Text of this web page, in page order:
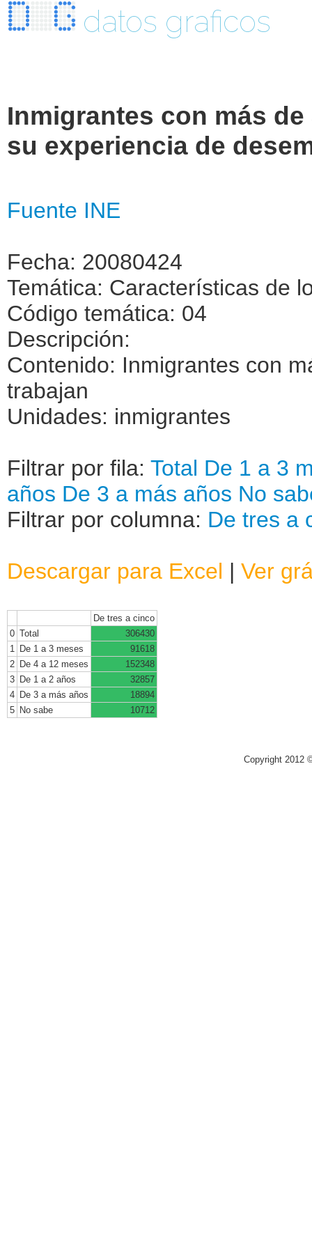
datos graficos
Inmigrantes con más
su experiencia de
Fuente INE
Fecha: 20080424
Temática: Características de
Código temática: 04
Descripción:
Contenido: Inmigrantes con
trabajan
Unidades: inmigrantes
Filtrar por fila: Total De 1 a 3
años De 3 a más años No
Filtrar por columna: De tres a
Descargar para Excel | Ver
De tres a cinco
0 Total
306430
1
De 1 a 3 meses
91618
2 De 4 a 12 meses
152348
3 De 1 a 2 años
32857
4 De 3 a más años
18894
5 No sabe 10712
Copyright 2012